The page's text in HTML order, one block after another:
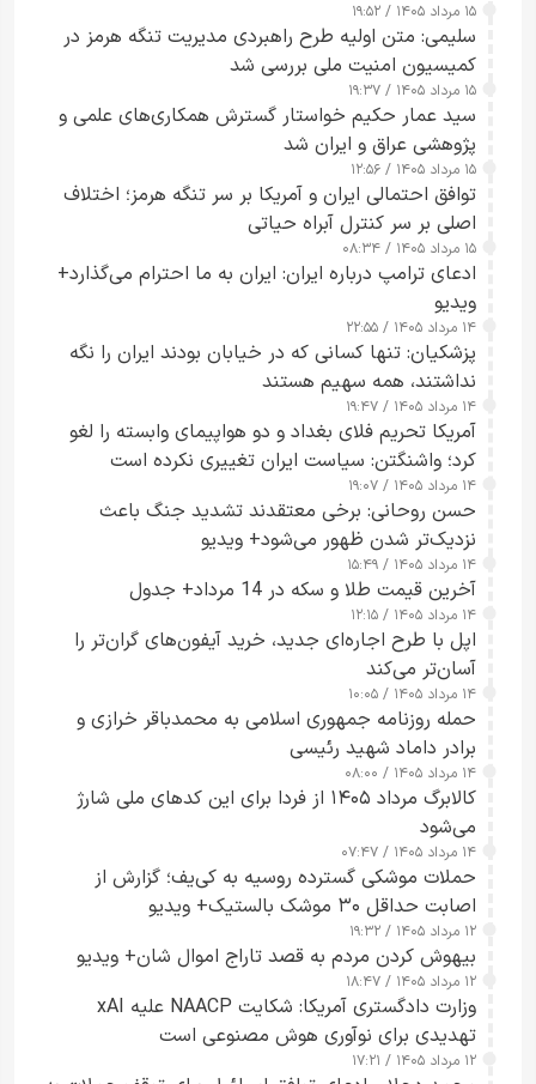
۱۵ مرداد ۱۴۰۵ / ۱۹:۵۲
سلیمی: متن اولیه طرح راهبردی مدیریت تنگه هرمز در
کمیسیون امنیت ملی بررسی شد
۱۵ مرداد ۱۴۰۵ / ۱۹:۳۷
سید عمار حکیم خواستار گسترش همکاری‌های علمی و
پژوهشی عراق و ایران شد
۱۵ مرداد ۱۴۰۵ / ۱۲:۵۶
توافق احتمالی ایران و آمریکا بر سر تنگه هرمز؛ اختلاف
اصلی بر سر کنترل آبراه حیاتی
۱۵ مرداد ۱۴۰۵ / ۰۸:۳۴
ادعای ترامپ درباره ایران: ایران به ما احترام می‌گذارد+
ویدیو
۱۴ مرداد ۱۴۰۵ / ۲۲:۵۵
پزشکیان: تنها کسانی که در خیابان بودند ایران را نگه
نداشتند، همه سهیم هستند
۱۴ مرداد ۱۴۰۵ / ۱۹:۴۷
آمریکا تحریم فلای بغداد و دو هواپیمای وابسته را لغو
کرد؛ واشنگتن: سیاست ایران تغییری نکرده است
۱۴ مرداد ۱۴۰۵ / ۱۹:۰۷
حسن روحانی: برخی معتقدند تشدید جنگ باعث
نزدیک‌تر شدن ظهور می‌شود+ ویدیو
۱۴ مرداد ۱۴۰۵ / ۱۵:۴۹
آخرین قیمت طلا و سکه در 14 مرداد+ جدول
۱۴ مرداد ۱۴۰۵ / ۱۲:۱۵
اپل با طرح اجاره‌ای جدید، خرید آیفون‌های گران‌تر را
آسان‌تر می‌کند
۱۴ مرداد ۱۴۰۵ / ۱۰:۰۵
حمله روزنامه جمهوری اسلامی به محمدباقر خرازی و
برادر داماد شهید رئیسی
۱۴ مرداد ۱۴۰۵ / ۰۸:۰۰
کالابرگ مرداد ۱۴۰۵ از فردا برای این کدهای ملی شارژ
می‌شود
۱۴ مرداد ۱۴۰۵ / ۰۷:۴۷
حملات موشکی گسترده روسیه به کی‌یف؛ گزارش از
اصابت حداقل ۳۰ موشک بالستیک+ ویدیو
۱۲ مرداد ۱۴۰۵ / ۱۹:۳۲
بیهوش کردن مردم به قصد تاراج اموال شان+ ویدیو
۱۲ مرداد ۱۴۰۵ / ۱۸:۴۷
وزارت دادگستری آمریکا: شکایت NAACP علیه xAI
تهدیدی برای نوآوری هوش مصنوعی است
۱۲ مرداد ۱۴۰۵ / ۱۷:۲۱